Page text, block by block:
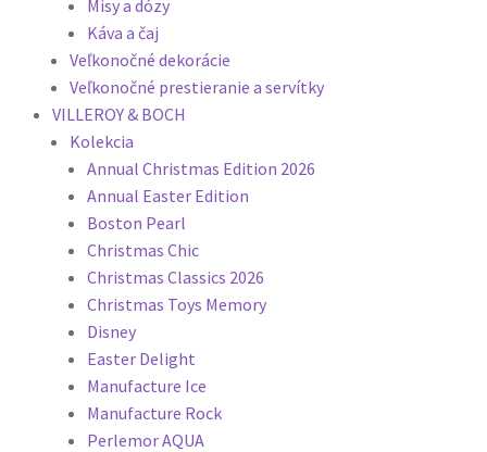
Misy a dózy
Káva a čaj
Veľkonočné dekorácie
Veľkonočné prestieranie a servítky
VILLEROY & BOCH
Kolekcia
Annual Christmas Edition 2026
Annual Easter Edition
Boston Pearl
Christmas Chic
Christmas Classics 2026
Christmas Toys Memory
Disney
Easter Delight
Manufacture Ice
Manufacture Rock
Perlemor AQUA